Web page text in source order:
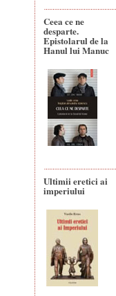
Ceea ce ne
desparte.
Epistolarul de la
Hanul lui Manuc
Ultimii eretici ai
imperiului